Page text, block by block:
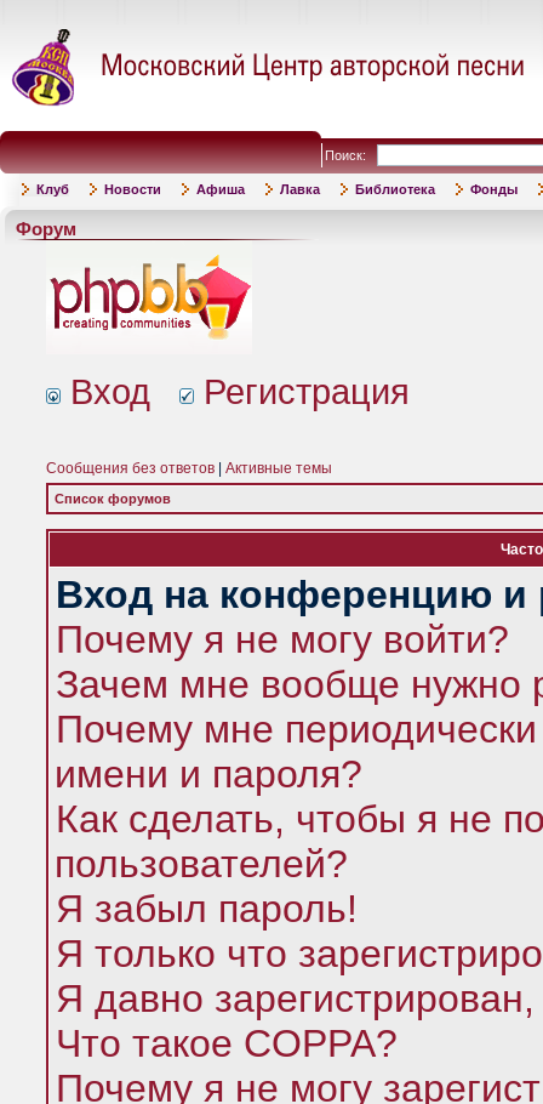
Поиск:
Клуб Новости Афиша Лавка Библиотека Фонды
Форум
Вход Регистрация
Сообщения без ответов Активные темы
Список форумов
Вход на конференцию и
Почему я не могу войти?
Зачем мне вообще нужно
Почему мне
имени и пароля?
Как сделать, чтобы я не
пользователей?
Я забыл пароль!
Я только что
Я давно
Что такое COPPA?
Почему я не могу